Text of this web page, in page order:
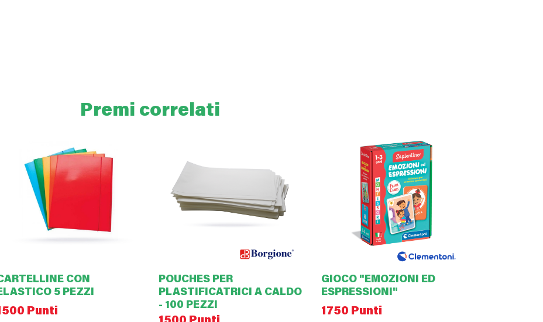
Premi correlati
CON
5 PEZZI
Punti
POUCHES PER
PLASTIFICATRICI A CALDO
- 100 PEZZI
GIOCO "EMOZIONI ED
ESPRESSIONI"
1750 Punti